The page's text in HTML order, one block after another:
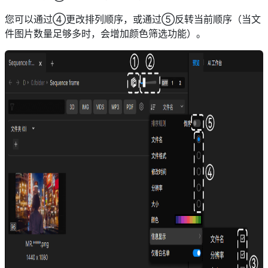
您可以通过④更改排列顺序，或通过⑤反转当前顺序（当文
件图片数量足够多时，会增加颜色筛选功能）。